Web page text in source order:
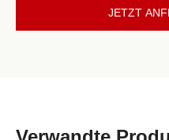
JETZT